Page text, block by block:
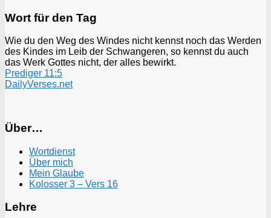
Wort für den Tag
Wie du den Weg des Windes nicht kennst noch das Werden
des Kindes im Leib der Schwangeren, so kennst du auch
das Werk Gottes nicht, der alles bewirkt.
Prediger 11:5
DailyVerses.net
Über…
Wortdienst
Über mich
Mein Glaube
Kolosser 3 – Vers 16
Lehre